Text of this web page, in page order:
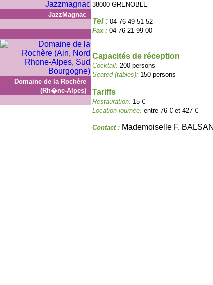
JazzMagnac
Domaine de la Rochère
(Rh�ne-Alpes)
38000 GRENOBLE
Tel : 04 76 49 51 52
Fax : 04 76 21 99 00
Capacités de réception
Cocktail: 200 persons
Seated (tables): 150 persons
Tariffs
Restauration: 15 €
Location journée: entre 76 € et 427 €
Contact : Mademoiselle F. BALSAN